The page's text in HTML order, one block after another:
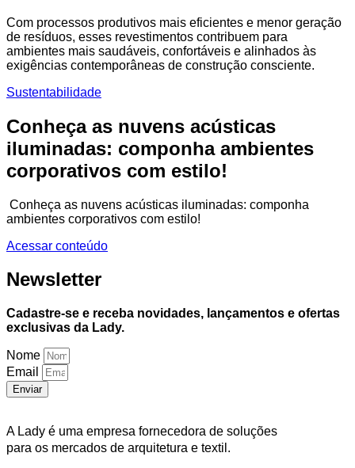
Com processos produtivos mais eficientes e menor geração
de resíduos, esses revestimentos contribuem para
ambientes mais saudáveis, confortáveis e alinhados às
exigências contemporâneas de construção consciente.
Sustentabilidade
Conheça as nuvens acústicas
iluminadas: componha ambientes
corporativos com estilo!
Conheça as nuvens acústicas iluminadas: componha
ambientes corporativos com estilo!
Acessar conteúdo
Newsletter
Cadastre-se e receba novidades, lançamentos e ofertas
exclusivas da Lady.
Nome
Email
Enviar
A Lady é uma empresa fornecedora de soluções
para os mercados de arquitetura e textil.